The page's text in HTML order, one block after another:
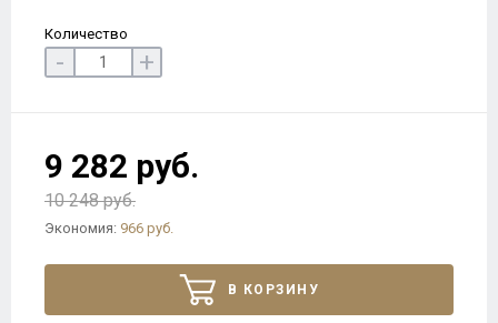
Количество
- +
9 282 руб.
10 248 руб.
Экономия: 966 руб.
В КОРЗИНУ